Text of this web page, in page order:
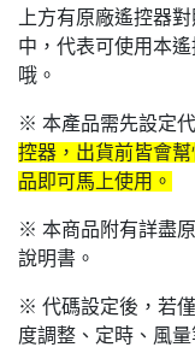
上方有原廠遙控器
中，代表可使用本
哦。
※ 本產品需先設定
控器，出貨前皆會
品即可馬上使用。
※ 本商品附有詳盡
說明書。
※ 代碼設定後，若
度調整、定時、風